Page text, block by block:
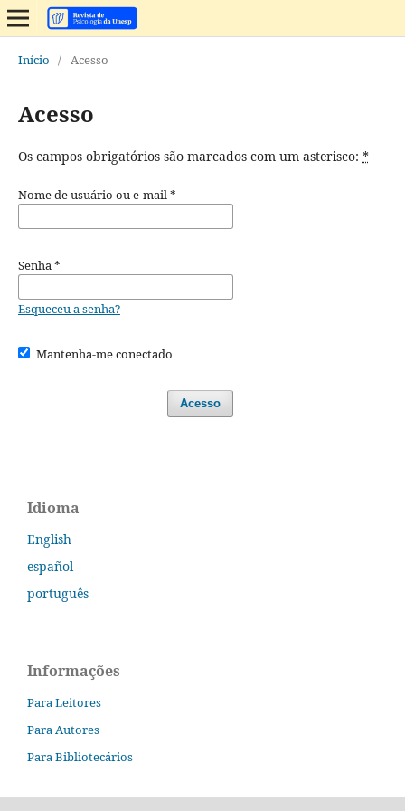
Início / Acesso
Acesso
Os campos obrigatórios são marcados com um asterisco: *
Nome de usuário ou e-mail*
Senha*
Esqueceu a senha?
Mantenha-me conectado
Acesso
Idioma
English
español
português
Informações
Para Leitores
Para Autores
Para Bibliotecários